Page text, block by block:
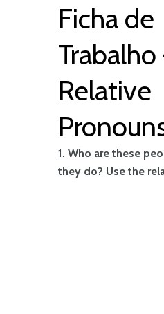
Ficha de
Trabalho
Relative
1. Who are these
they do? Use the